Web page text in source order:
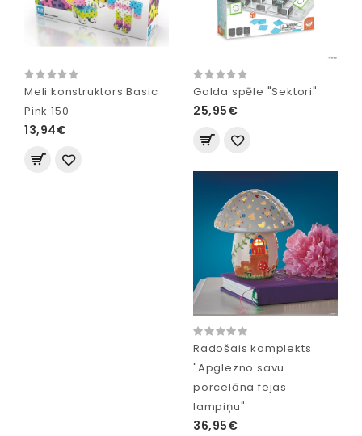
Meli konstruktors Basic
Pink 150
13,94€
Galda spēle "Sektori"
25,95€
Radošais komplekts
"Apglezno savu
porcelāna fejas
lampiņu"
36,95€